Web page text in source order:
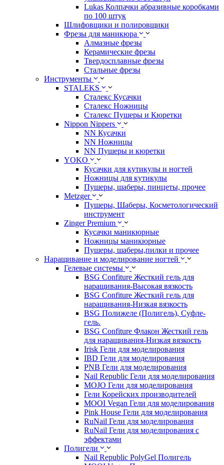
Lukas Колпачки абразивные коробками
по 100 штук
Шлифовщики и полировщики
Фрезы для маникюра
Алмазные фрезы
Керамические фрезы
Твердосплавные фрезы
Стальные фрезы
Инструменты
STALEKS
Сталекс Кусачки
Сталекс Ножницы
Сталекс Пушеры и Кюретки
Nippon Nippers
NN Кусачки
NN Ножницы
NN Пушеры и кюретки
YOKO
Кусачки для кутикулы и ногтей
Ножницы для кутикулы
Пушеры, шаберы, пинцеты, прочее
Metzger
Пушеры, Шаберы, Косметологический
инструмент
Zinger Premium
Кусачки маникюрные
Ножницы маникюрные
Пушеры, шаберы,пилки и прочее
Наращивание и моделирование ногтей
Гелевые системы
BSG Confiture Жесткий гель для
наращивания-Высокая вязкость
BSG Confiture Жесткий гель для
наращивания-Низкая вязкость
BSG Полижеле (Полигель), Суфле-
гель.
BSG Confiture Флакон Жесткий гель
для наращивания-Низкая вязкость
Irisk Гели для моделирования
IBD Гели для моделирования
PNB Гели для моделирования
Nail Republic Гели для моделирования
MOJO Гели для моделирования
Гели Корейских производителей
MOOI Vegan Гели для моделирования
Pink House Гели для моделирования
RuNail Гели для моделирования
RuNail Гели для моделирования с
эффектами
Полигели
Nail Republic PolyGel Полигель